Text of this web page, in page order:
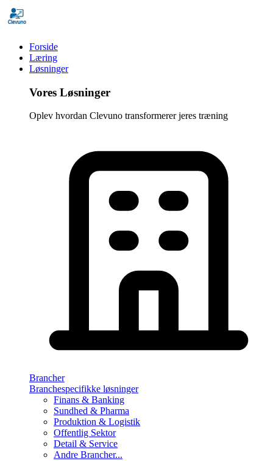
Forside
Læring
Løsninger
Vores Løsninger
Oplev hvordan Clevuno transformerer jeres træning
Brancher
Branchespecifikke løsninger
Finans & Banking
Sundhed & Pharma
Produktion & Logistik
Offentlig Sektor
Detail & Service
Andre Brancher...